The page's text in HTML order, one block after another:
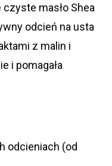
masło Shea
odcień na usta
z malin i
i pomagała
odcieniach (od